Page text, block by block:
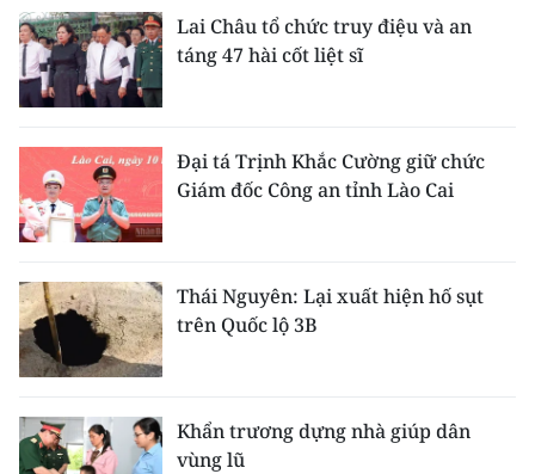
Lai Châu tổ chức truy điệu và an
táng 47 hài cốt liệt sĩ
Đại tá Trịnh Khắc Cường giữ chức
Giám đốc Công an tỉnh Lào Cai
Thái Nguyên: Lại xuất hiện hố sụt
trên Quốc lộ 3B
Khẩn trương dựng nhà giúp dân
vùng lũ